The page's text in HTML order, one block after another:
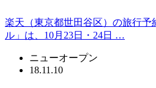
楽天（東京都世田谷区）の旅行予
ル」は、10月23日・24日 …
ニューオープン
18.11.10